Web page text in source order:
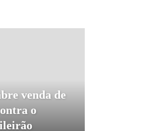
venda de
o